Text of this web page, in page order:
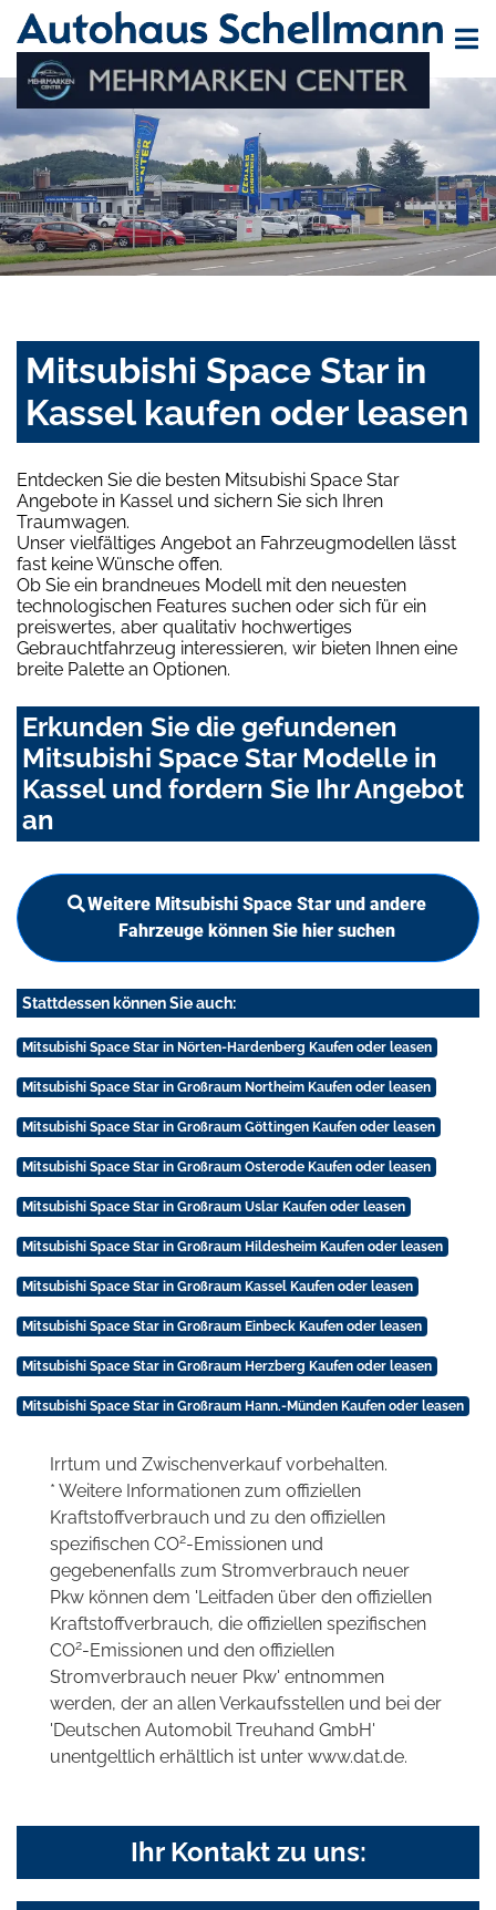
Mitsubishi Space Star in
Kassel kaufen oder leasen
Entdecken Sie die besten Mitsubishi Space Star
Angebote in Kassel und sichern Sie sich Ihren
Traumwagen.
Unser vielfältiges Angebot an Fahrzeugmodellen lässt
fast keine Wünsche offen.
Ob Sie ein brandneues Modell mit den neuesten
technologischen Features suchen oder sich für ein
preiswertes, aber qualitativ hochwertiges
Gebrauchtfahrzeug interessieren, wir bieten Ihnen eine
breite Palette an Optionen.
Erkunden Sie die gefundenen
Mitsubishi Space Star Modelle in
Kassel und fordern Sie Ihr Angebot
an
Weitere Mitsubishi Space Star und andere
Fahrzeuge können Sie hier suchen
Stattdessen können Sie auch:
Mitsubishi Space Star in Nörten-Hardenberg Kaufen oder leasen
Mitsubishi Space Star in Großraum Northeim Kaufen oder leasen
Mitsubishi Space Star in Großraum Göttingen Kaufen oder leasen
Mitsubishi Space Star in Großraum Osterode Kaufen oder leasen
Mitsubishi Space Star in Großraum Uslar Kaufen oder leasen
Mitsubishi Space Star in Großraum Hildesheim Kaufen oder leasen
Mitsubishi Space Star in Großraum Kassel Kaufen oder leasen
Mitsubishi Space Star in Großraum Einbeck Kaufen oder leasen
Mitsubishi Space Star in Großraum Herzberg Kaufen oder leasen
Mitsubishi Space Star in Großraum Hann.-Münden Kaufen oder leasen
Irrtum und Zwischenverkauf vorbehalten.
* Weitere Informationen zum offiziellen
Kraftstoffverbrauch und zu den offiziellen
spezifischen CO2-Emissionen und
gegebenenfalls zum Stromverbrauch neuer
Pkw können dem 'Leitfaden über den offiziellen
Kraftstoffverbrauch, die offiziellen spezifischen
CO2-Emissionen und den offiziellen
Stromverbrauch neuer Pkw' entnommen
werden, der an allen Verkaufsstellen und bei der
'Deutschen Automobil Treuhand GmbH'
unentgeltlich erhältlich ist unter www.dat.de.
Ihr Kontakt zu uns: